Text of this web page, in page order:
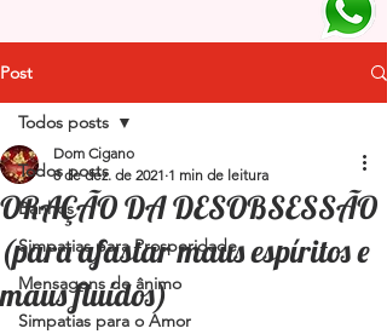
Post
Todos posts
Banhos
Simpatias para Prosperidade
Mensagens de ânimo
Simpatias para o Amor
Todos posts
ORAÇÃO DA DESOBSESSÃO
(para afastar maus espíritos e
maus fluídos)
Dom Cigano
8 de dez. de 2021 1 min de leitura